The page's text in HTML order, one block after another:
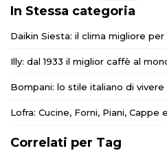
In Stessa categoria
Daikin Siesta: il clima migliore per
Illy: dal 1933 il miglior caffè al
Bompani: lo stile italiano di vivere
Lofra: Cucine, Forni, Piani,
Correlati per Tag